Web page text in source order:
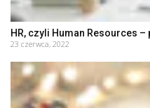
HR, czyli Human Resources
23 czerwca, 2022